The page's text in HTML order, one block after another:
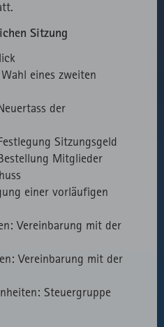
Sitzung
eines zweiten
der
Sitzungsgeld
Mitglieder
einer vorläufigen
Vereinbarung mit der
Vereinbarung mit der
Steuergruppe